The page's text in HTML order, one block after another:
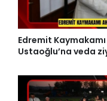
Edremit
Ustaoğlu’na veda